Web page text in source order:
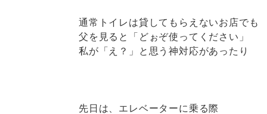
通常トイレは貸してもらえないお店でも
父を見ると「どぉぞ使ってください」
私が「え？」と思う神対応があったり
先日は、エレベーターに乗る際